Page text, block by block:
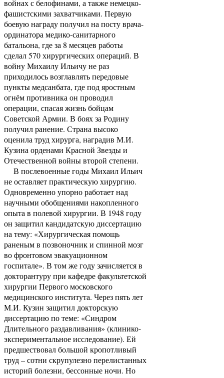
войнах с белофинами, а также немецко-
фашистскими захватчиками. Первую
боевую награду получил на посту врача-
ординатора медико-санитарного
батальона, где за 8 месяцев работы
сделал 570 хирургических операций. В
войну Михаилу Ильичу не раз
приходилось возглавлять передовые
пункты медсанбата, где под яростным
огнём противника он проводил
операции, спасая жизнь бойцам
Советской Армии. В боях за Родину
получил ранение. Страна высоко
оценила труд хирурга, наградив М.И.
Кузина орденами Красной Звезды и
Отечественной войны второй степени.
В послевоенные годы Михаил Ильич
не оставляет практическую хирургию.
Одновременно упорно работает над
научными обобщениями накопленного
опыта в полевой хирургии. В 1948 году
он защитил кандидатскую диссертацию
на тему: «Хирургическая помощь
раненым в позвоночник и спинной мозг
во фронтовом эвакуационном
госпитале». В том же году зачисляется в
докторантуру при кафедре факультетской
хирургии Первого московского
медицинского института. Через пять лет
М.И. Кузин защитил докторскую
диссертацию по теме: «Синдром
Длительного раздавливания» (клинико-
экспериментальное исследование). Ей
предшествовал большой кропотливый
труд – сотни скрупулезно перелистанных
историй болезни, бессонные ночи. Но